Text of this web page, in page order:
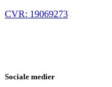
CVR: 19069273
Sociale medier